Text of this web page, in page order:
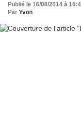
Publié le 16/08/2014 à
Par Yvon